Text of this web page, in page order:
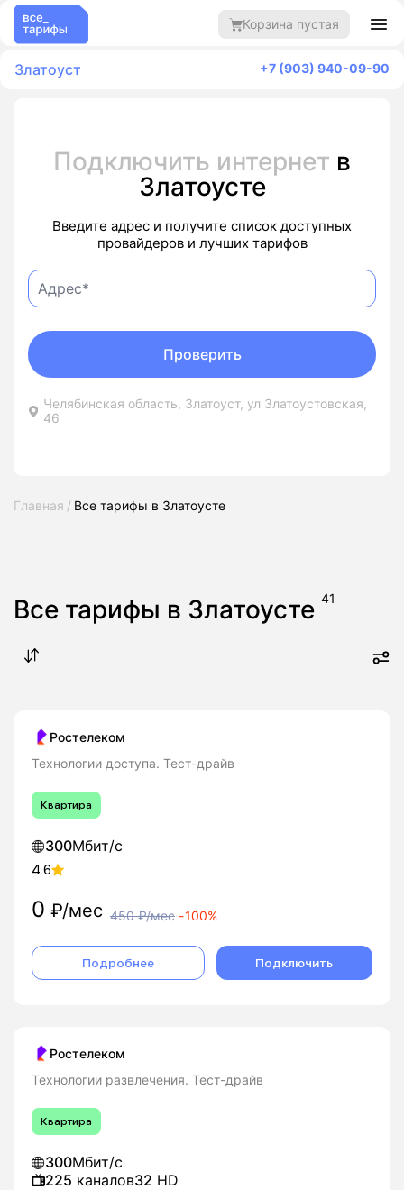
Корзина пустая
Златоуст +7 (903) 940-09-90
Подключить интернет в
Златоусте
Введите адрес и получите список доступных
провайдеров и лучших тарифов
Челябинская область, Златоуст, ул Златоустовская,
46
Проверить
Главная Все тарифы в Златоусте
Все тарифы в Златоусте 41
Ростелеком
Технологии доступа. Тест-драйв
Квартира
300Мбит/с
4.6
0 ₽/мес 450₽/мес -100%
Подробнее Подключить
Ростелеком
Технологии развлечения. Тест-драйв
Квартира
300Мбит/с
225 каналов32 HD